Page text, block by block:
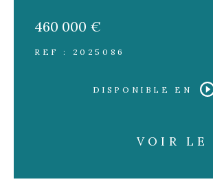
460 000 €
REF : 2025086
DISPONIBLE EN
VOIR LE